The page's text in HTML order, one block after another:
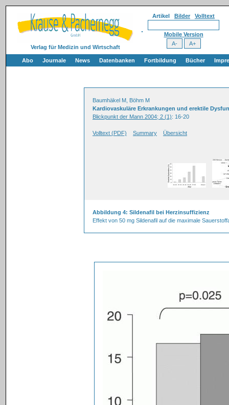
Verlag für Medizin und Wirtschaft
Artikel Bilder Volltext
Mobile Version
Abo Journale News Datenbanken Fortbildung Bücher
Baumhäkel M, Böhm M
Kardiovaskuläre Erkrankungen und erektile
Blickpunkt der Mann 2004; 2 (1): 16-20
Volltext (PDF) Summary Übersicht
Abbildung 4: Sildenafil bei Herzinsuffizienz
Effekt von 50 mg Sildenafil auf die maximale